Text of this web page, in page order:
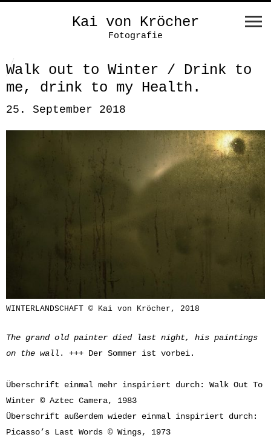
Kai von Kröcher
Fotografie
Walk out to Winter / Drink to
me, drink to my Health.
25. September 2018
WINTERLANDSCHAFT © Kai von Kröcher, 2018
The grand old painter died last night, his paintings
on the wall . +++ Der Sommer ist vorbei.
Überschrift einmal mehr inspiriert durch: Walk Out To
Winter © Aztec Camera, 1983
Überschrift außerdem wieder einmal inspiriert durch:
Picasso’s Last Words © Wings, 1973